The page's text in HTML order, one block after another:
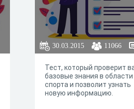
30.03.2015 11066
Тест, который проверит
базовые знания в области
спорта и позволит узнать
новую информацию.